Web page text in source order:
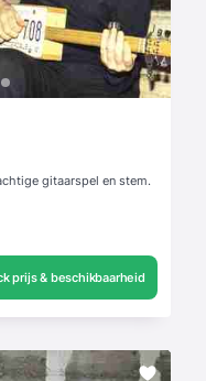
gitaarspel en stem.
prijs & beschikbaarheid